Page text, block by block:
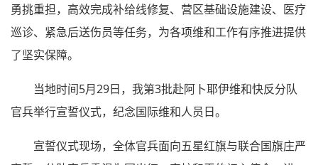
勇挑重担，高效完成补给线修复、营区基础设施建设、医疗
巡诊、紧急后送伤员等任务，为各项维和工作有序推进提供
了坚实保障。
当地时间5月29日，我第3批赴阿卜耶伊维和快反分队
官兵举行宣誓仪式，纪念国际维和人员日。
宣誓仪式现场，全体官兵面向五星红旗与联合国旗庄严